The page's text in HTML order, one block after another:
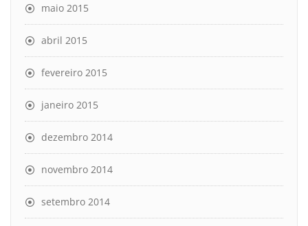
maio 2015
abril 2015
fevereiro 2015
janeiro 2015
dezembro 2014
novembro 2014
setembro 2014